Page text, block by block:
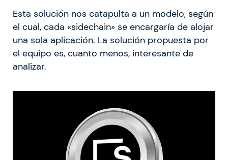
Esta solución nos catapulta a un modelo, según
el cual, cada «sidechain» se encargaría de alojar
una sola aplicación. La solución propuesta por
el equipo es, cuanto menos, interesante de
analizar.